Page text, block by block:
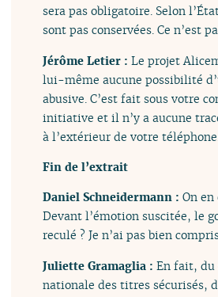
sera pas obligatoire. Selon
sont pas conservées. Ce n’est
Jérôme Letier :Le projet
lui-même aucune possibilité
abusive. C’est fait sous votre
initiative et il n’y a aucune
à l’extérieur de votre téléphone.
Fin de l’extrait
Daniel Schneidermann :On en
Devant l’émotion suscitée, le
reculé ? Je n’ai pas bien
Juliette Gramaglia :En fait, du
nationale des titres sécurisés,